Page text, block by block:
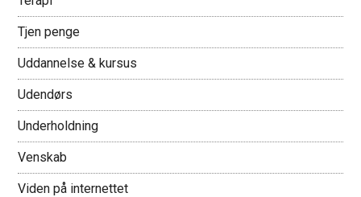
Tjen penge
Uddannelse & kursus
Udendørs
Underholdning
Venskab
Viden på internettet